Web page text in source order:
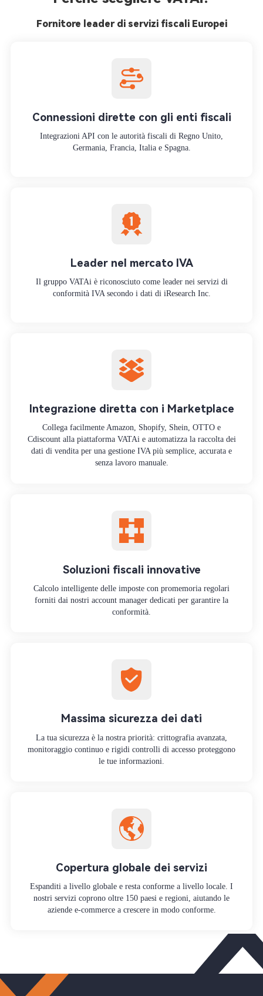
Fornitore leader di servizi fiscali Europei
Connessioni dirette con gli enti fiscali
Integrazioni API con le autorità fiscali di Regno Unito,
Germania, Francia, Italia e Spagna.
Leader nel mercato IVA
Il gruppo VATAi è riconosciuto come leader nei servizi di
conformità IVA secondo i dati di iResearch Inc.
Integrazione diretta con i Marketplace
Collega facilmente Amazon, Shopify, Shein, OTTO e
Cdiscount alla piattaforma VATAi e automatizza la raccolta dei
dati di vendita per una gestione IVA più semplice, accurata e
senza lavoro manuale.
Soluzioni fiscali innovative
Calcolo intelligente delle imposte con promemoria regolari
forniti dai nostri account manager dedicati per garantire la
conformità.
Massima sicurezza dei dati
La tua sicurezza è la nostra priorità: crittografia avanzata,
monitoraggio continuo e rigidi controlli di accesso proteggono
le tue informazioni.
Copertura globale dei servizi
Espanditi a livello globale e resta conforme a livello locale. I
nostri servizi coprono oltre 150 paesi e regioni, aiutando le
aziende e-commerce a crescere in modo conforme.